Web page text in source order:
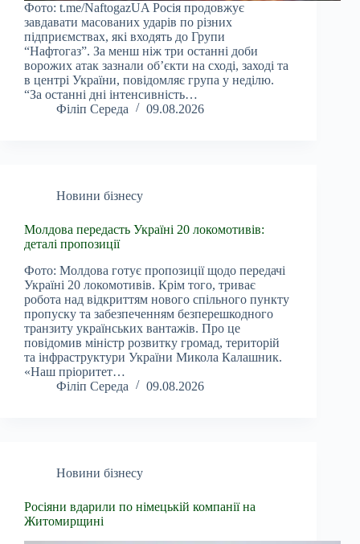
Фото: t.me/NaftogazUA Росія продовжує
завдавати масованих ударів по різних
підприємствах, які входять до Групи
“Нафтогаз”. За менш ніж три останні доби
ворожих атак зазнали об’єкти на сході, заході та
в центрі України, повідомляє група у неділю.
“За останні дні інтенсивність…
Філіп Середа
09.08.2026
Новини бізнесу
Молдова передасть Україні 20 локомотивів:
деталі пропозиції
Фото: Молдова готує пропозиції щодо передачі
Україні 20 локомотивів. Крім того, триває
робота над відкриттям нового спільного пункту
пропуску та забезпеченням безперешкодного
транзиту українських вантажів. Про це
повідомив міністр розвитку громад, територій
та інфраструктури України Микола Калашник.
«Наш пріоритет…
Філіп Середа
09.08.2026
Новини бізнесу
Росіяни вдарили по німецькій компанії на
Житомирщині